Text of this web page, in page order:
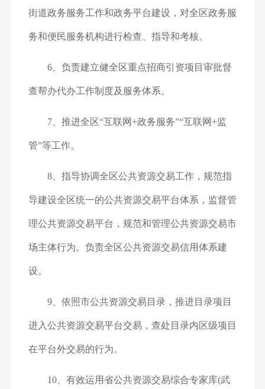
街道政务服务工作和政务平台建设，对全区政务服
务和便民服务机构进行检查、指导和考核。
6、负责建立健全区重点招商引资项目审批督
查帮办代办工作制度及服务体系。
7、推进全区“互联网+政务服务”“互联网+监
管”等工作。
8、指导协调全区公共资源交易工作，规范指
导建设全区统一的公共资源交易平台体系，监督管
理公共资源交易平台，规范和管理公共资源交易市
场主体行为。负责全区公共资源交易信用体系建
设。
9、依照市公共资源交易目录，推进目录项目
进入公共资源交易平台交易，查处目录内区级项目
在平台外交易的行为。
10、有效运用省公共资源交易综合专家库(武